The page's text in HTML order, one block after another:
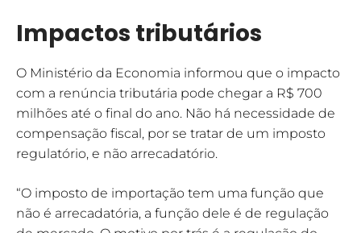
Impactos tributários
O Ministério da Economia informou que o impacto
com a renúncia tributária pode chegar a R$ 700
milhões até o final do ano. Não há necessidade de
compensação fiscal, por se tratar de um imposto
regulatório, e não arrecadatório.
“O imposto de importação tem uma função que
não é arrecadatória, a função dele é de regulação